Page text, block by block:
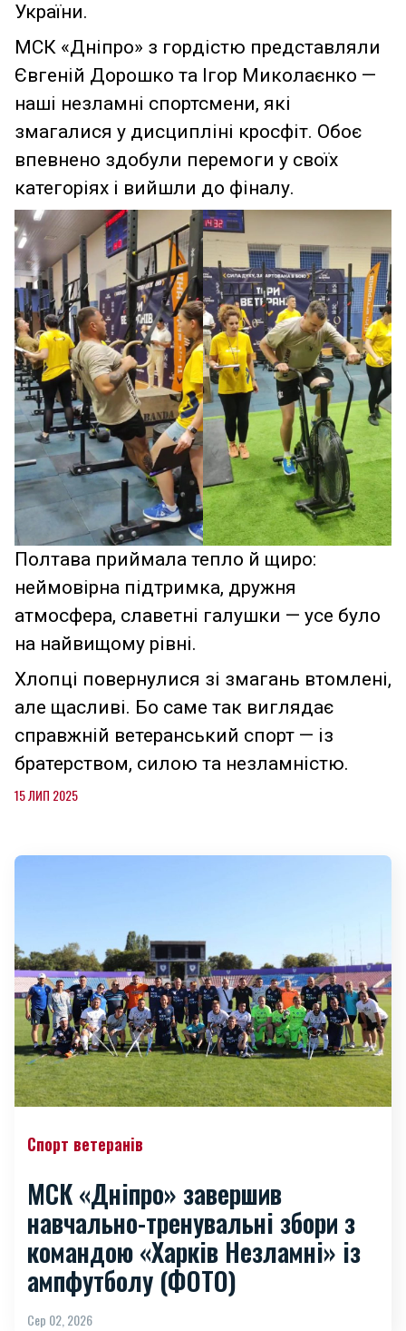
України.
МСК «Дніпро» з гордістю представляли
Євгеній Дорошко та Ігор Миколаєнко —
наші незламні спортсмени, які
змагалися у дисципліні кросфіт. Обоє
впевнено здобули перемоги у своїх
категоріях і вийшли до фіналу.
Полтава приймала тепло й щиро:
неймовірна підтримка, дружня
атмосфера, славетні галушки — усе було
на найвищому рівні.
Хлопці повернулися зі змагань втомлені,
але щасливі. Бо саме так виглядає
справжній ветеранський спорт — із
братерством, силою та незламністю.
15 ЛИП 2025
Спорт ветеранів
МСК «Дніпро» завершив
навчально-тренувальні збори з
командою «Харків Незламні» із
ампфутболу (ФОТО)
Сер 02, 2026